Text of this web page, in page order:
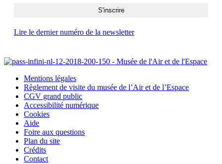
Lire le dernier numéro de la newsletter
Mentions légales
Règlement de visite du musée de l’Air et de l’Espace
CGV grand public
Accessibilité numérique
Cookies
Aide
Foire aux questions
Plan du site
Crédits
Contact